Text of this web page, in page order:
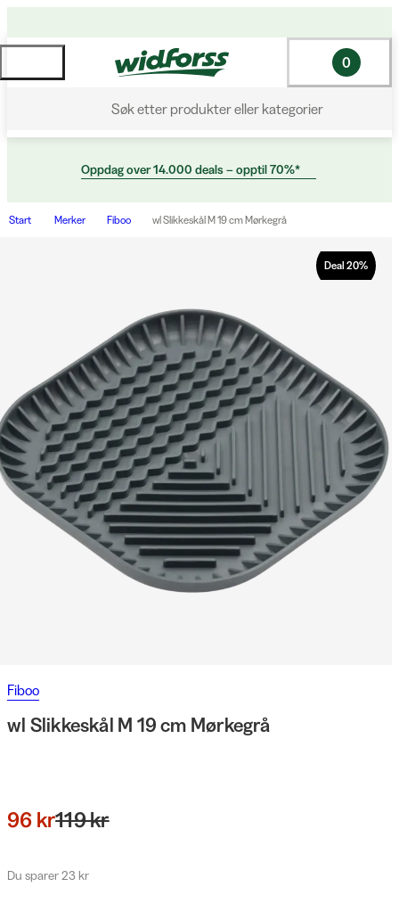
Søk etter produkter eller kategorier
0
Oppdag over 14.000 deals – opptil 70%*
Start Merker Fiboo wl Slikkeskål M 19 cm Mørkegrå
Deal 20%
Fiboo
wl Slikkeskål M 19 cm Mørkegrå
96 kr119 kr
Du sparer 23 kr